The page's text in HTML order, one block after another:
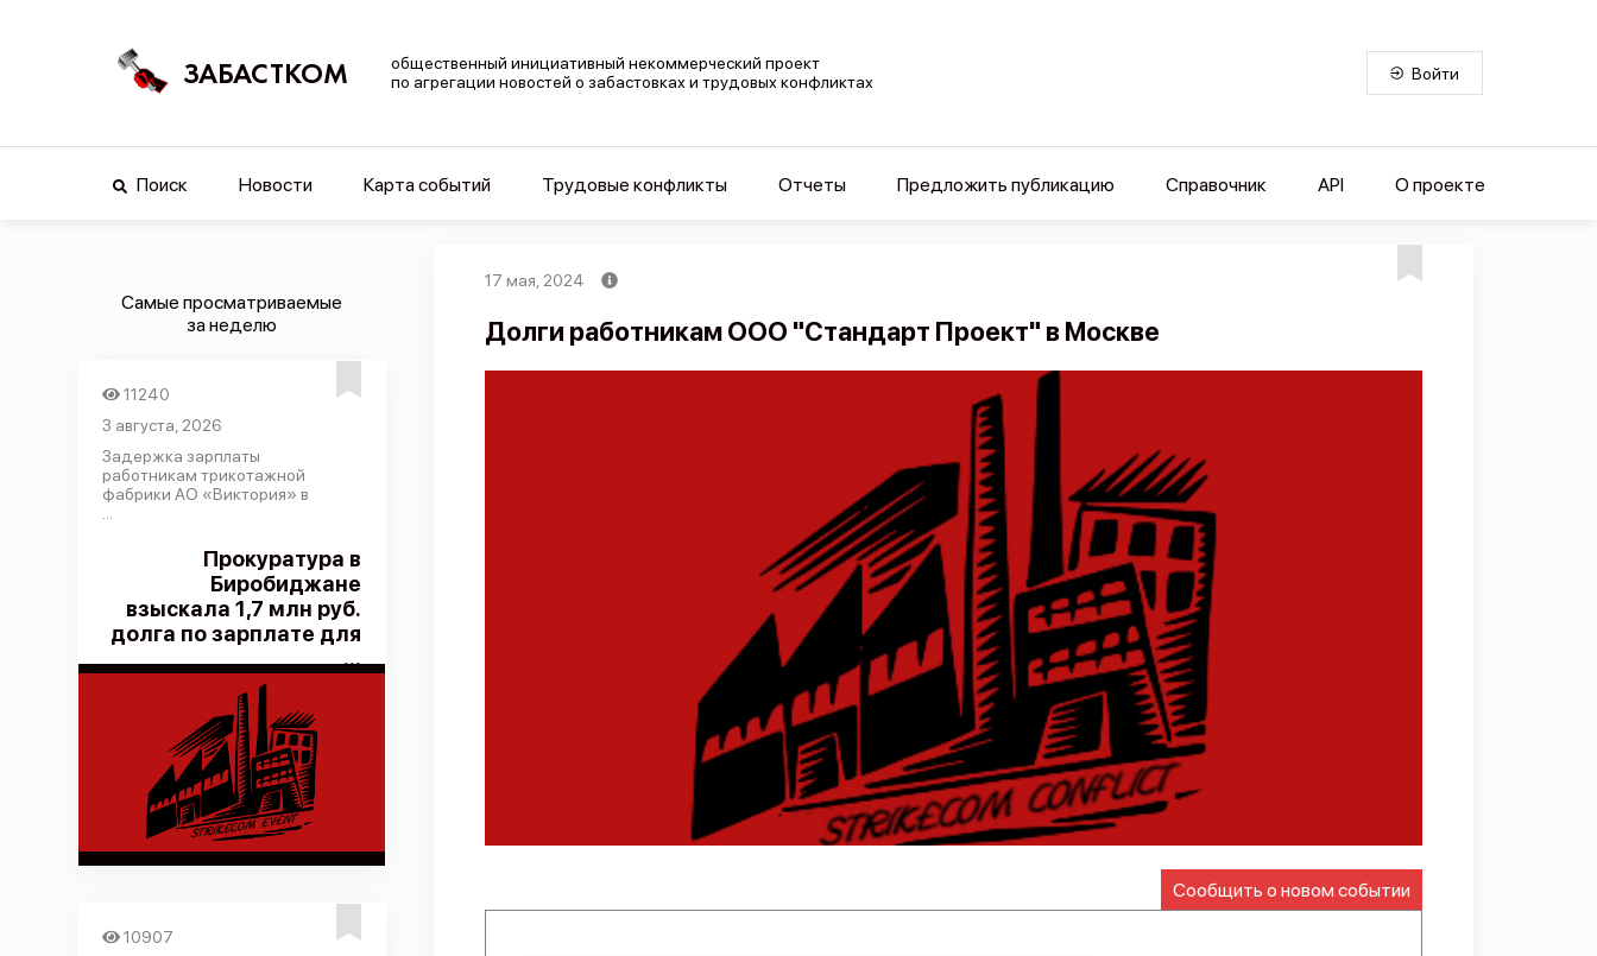
ЗАБАСТКОМ
общественный инициативный некоммерческий проект
по агрегации новостей о забастовках и трудовых конфликтах
Войти
Поиск Новости Карта событий Трудовые конфликты Отчеты Предложить публикацию Справочник API О проекте
Самые просматриваемые
за неделю
11240
3 августа, 2026
Задержка зарплаты
работникам трикотажной
фабрики АО «Виктория» в
Прокуратура в
Биробиджане
взыскала 1,7 млн руб.
долга по зарплате для
...
10907
17 мая, 2024
Долги работникам ООО "Стандарт Проект" в Москве
Сообщить о новом событии